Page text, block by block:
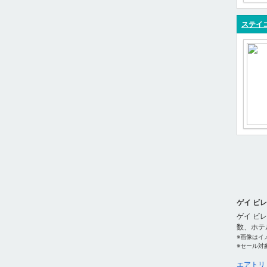
ステイ
ゲイ ビ
ゲイ ビ
数、ホテ
※画像はイ
※セール対
エアトリ